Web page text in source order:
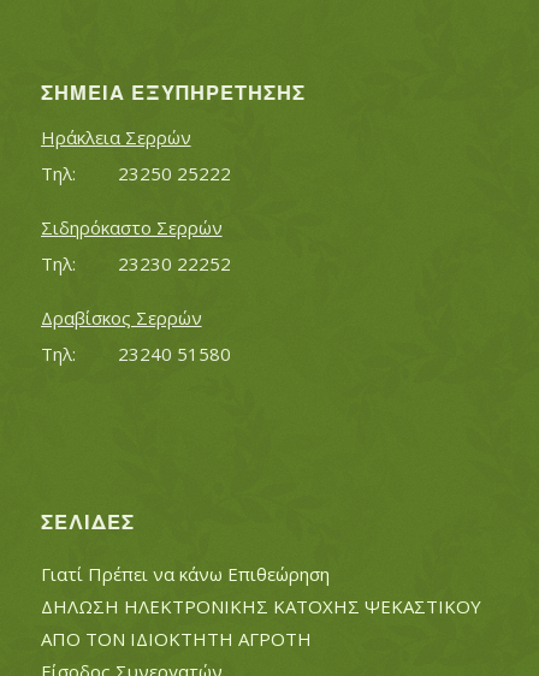
ΣΗΜΕΊΑ ΕΞΥΠΗΡΈΤΗΣΗΣ
Ηράκλεια Σερρών
Τηλ:		23250 25222
Σιδηρόκαστο Σερρών
Τηλ:		23230 22252
Δραβίσκος Σερρών
Τηλ:		23240 51580
ΣΕΛΊΔΕΣ
Γιατί Πρέπει να κάνω Επιθεώρηση
ΔΗΛΩΣΗ ΗΛΕΚΤΡΟΝΙΚΗΣ ΚΑΤΟΧΗΣ ΨΕΚΑΣΤΙΚΟΥ
ΑΠΟ ΤΟΝ ΙΔΙΟΚΤΗΤΗ ΑΓΡΟΤΗ